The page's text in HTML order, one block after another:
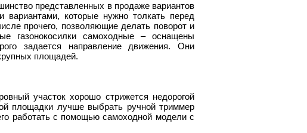
представленных в продаже вариантов
которые нужно толкать перед
прочего, позволяющие делать поворот и
газонокосилки самоходные – оснащены
задается направление движения. Они
площадей.
участок хорошо стрижется недорогой
площадки лучше выбрать ручной триммер
работать с помощью самоходной модели с